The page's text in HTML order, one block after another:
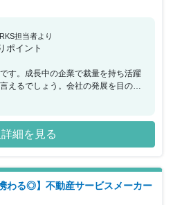
担当者より
ポイント
す。成長中の企業で裁量を持ち活躍
えるでしょう。会社の発展を目の当
一緒に成長していくやりがいも大き
家族との時間も十分に確保していた
かし、より働きやすい環境をお探し
興味のある方におすすめしたい求人
細を見る
わる◎】不動産サービスメーカー